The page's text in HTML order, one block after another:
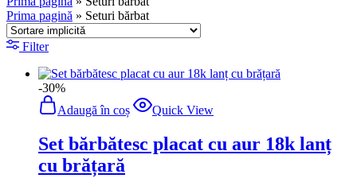
Prima pagină » Seturi bărbat
Filter
-30%
Adaugă în coș
Quick View
Set bărbătesc placat cu aur 18k lanț
cu brățară